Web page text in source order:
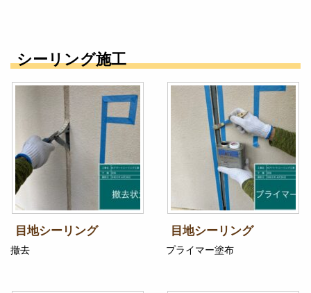
シーリング施工
目地シーリング
撤去
目地シーリング
プライマー塗布